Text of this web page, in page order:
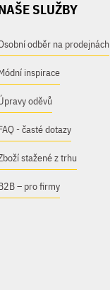
SLUŽBY
odběr na prodejnách
inspirace
oděvů
- časté dotazy
stažené z trhu
– pro firmy